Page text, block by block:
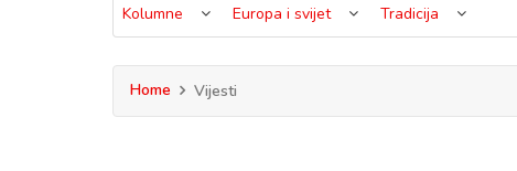
Kolumne Europa i svijet Tradicija
Home Vijesti